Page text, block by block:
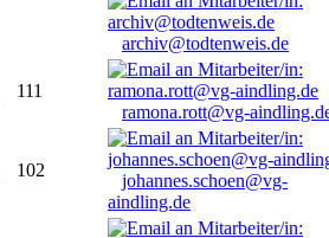
archiv@todtenweis.de
111
ramona.rott@vg-
102
johannes.schoen@vg-
aindling.de